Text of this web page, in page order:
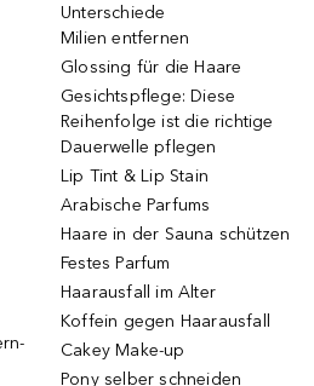
Unterschiede
Milien entfernen
Glossing für die Haare
Gesichtspflege: Diese
Reihenfolge ist die richtige
Dauerwelle pflegen
Lip Tint & Lip Stain
Arabische Parfums
Haare in der Sauna schützen
Festes Parfum
Haarausfall im Alter
Koffein gegen Haarausfall
Cakey Make-up
Pony selber schneiden